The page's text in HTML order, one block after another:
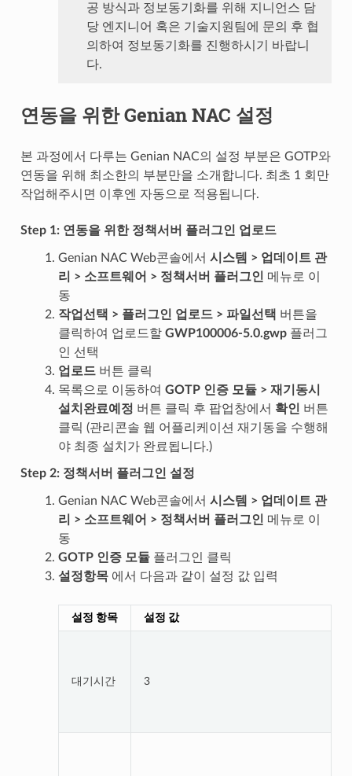
공 방식과 정보동기화를 위해 지니언스 담
당 엔지니어 혹은 기술지원팀에 문의 후 협
의하여 정보동기화를 진행하시기 바랍니
다.
연동을 위한 Genian NAC 설정
본 과정에서 다루는 Genian NAC의 설정 부분은 GOTP와
연동을 위해 최소한의 부분만을 소개합니다. 최초 1 회만
작업해주시면 이후엔 자동으로 적용됩니다.
Step 1: 연동을 위한 정책서버 플러그인 업로드
Genian NAC Web콘솔에서 시스템 > 업데이트 관
리 > 소프트웨어 > 정책서버 플러그인 메뉴로 이
동
작업선택 > 플러그인 업로드 > 파일선택 버튼을
클릭하여 업로드할 GWP100006-5.0.gwp플러그
인 선택
업로드버튼 클릭
목록으로 이동하여 GOTP 인증 모듈 > 재기동시
설치완료예정 버튼 클릭 후 팝업창에서 확인 버튼
클릭 (관리콘솔 웹 어플리케이션 재기동을 수행해
야 최종 설치가 완료됩니다.)
Step 2: 정책서버 플러그인 설정
Genian NAC Web콘솔에서 시스템 > 업데이트 관
리 > 소프트웨어 > 정책서버 플러그인 메뉴로 이
동
GOTP 인증 모듈플러그인 클릭
설정항목에서 다음과 같이 설정 값 입력
설정 항목 설정 값
대기시간 3